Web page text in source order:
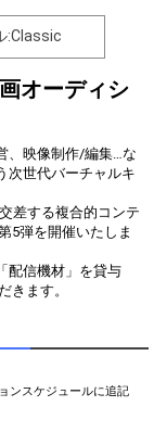
comments. Please
performers or
:Classic
オーディシ
、映像制作/編集…な
次世代バーチャルキ
差する複合的コンテ
5弾を開催いたしま
配信機材」を貸与
きます。
ンスケジュールに追記